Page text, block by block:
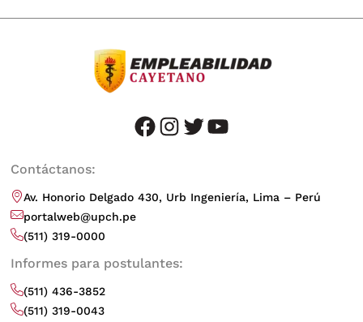
facebook instagram twitter youtube
Contáctanos:
Av. Honorio Delgado 430, Urb Ingeniería, Lima – Perú
portalweb@upch.pe
(511) 319-0000
Informes para postulantes:
(511) 436-3852
(511) 319-0043